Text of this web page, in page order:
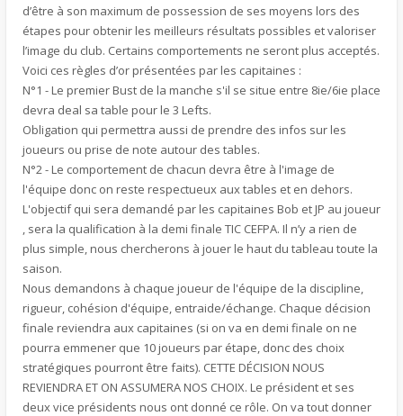
d’être à son maximum de possession de ses moyens lors des
étapes pour obtenir les meilleurs résultats possibles et valoriser
l’image du club. Certains comportements ne seront plus acceptés.
Voici ces règles d’or présentées par les capitaines :
N°1 - Le premier Bust de la manche s'il se situe entre 8ie/6ie place
devra deal sa table pour le 3 Lefts.
Obligation qui permettra aussi de prendre des infos sur les
joueurs ou prise de note autour des tables.
N°2 - Le comportement de chacun devra être à l'image de
l'équipe donc on reste respectueux aux tables et en dehors.
L'objectif qui sera demandé par les capitaines Bob et JP au joueur
, sera la qualification à la demi finale TIC CEFPA. Il n’y a rien de
plus simple, nous chercherons à jouer le haut du tableau toute la
saison.
Nous demandons à chaque joueur de l'équipe de la discipline,
rigueur, cohésion d'équipe, entraide/échange. Chaque décision
finale reviendra aux capitaines (si on va en demi finale on ne
pourra emmener que 10 joueurs par étape, donc des choix
stratégiques pourront être faits). CETTE DÉCISION NOUS
REVIENDRA ET ON ASSUMERA NOS CHOIX. Le président et ses
deux vice présidents nous ont donné ce rôle. On va tout donner